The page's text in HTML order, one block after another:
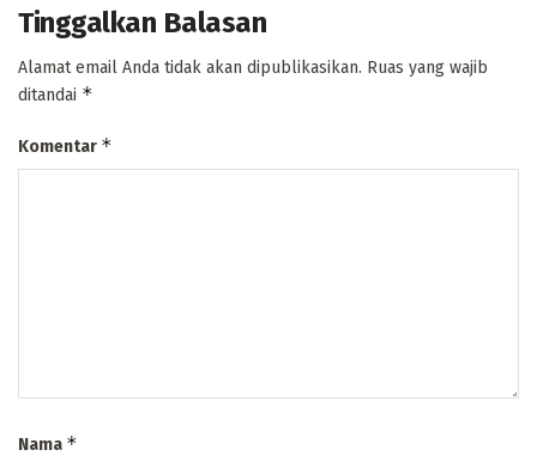
Tinggalkan Balasan
Alamat email Anda tidak akan dipublikasikan. Ruas yang wajib
ditandai *
Komentar *
Nama *